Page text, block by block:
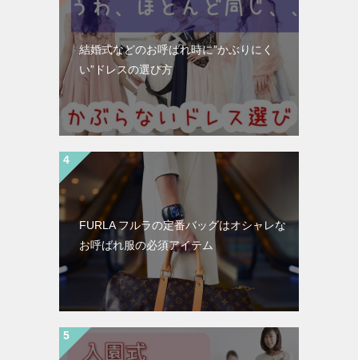
結婚式などのお呼ばれ時に”かぶりにく
い”ドレスの選び方
FURLA フルラの定番バッグはオシャレな
お呼ばれ服の必須アイテム